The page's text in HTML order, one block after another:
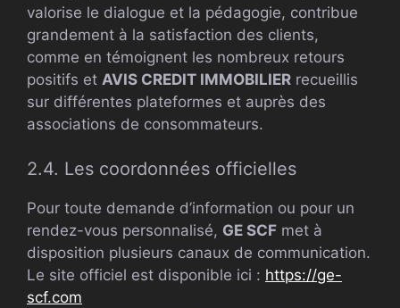
valorise le dialogue et la pédagogie, contribue
grandement à la satisfaction des clients,
comme en témoignent les nombreux retours
positifs et AVIS CREDIT IMMOBILIER recueillis
sur différentes plateformes et auprès des
associations de consommateurs.
2.4. Les coordonnées officielles
Pour toute demande d’information ou pour un
rendez-vous personnalisé, GE SCF met à
disposition plusieurs canaux de communication.
Le site officiel est disponible ici : https://ge-
scf.com